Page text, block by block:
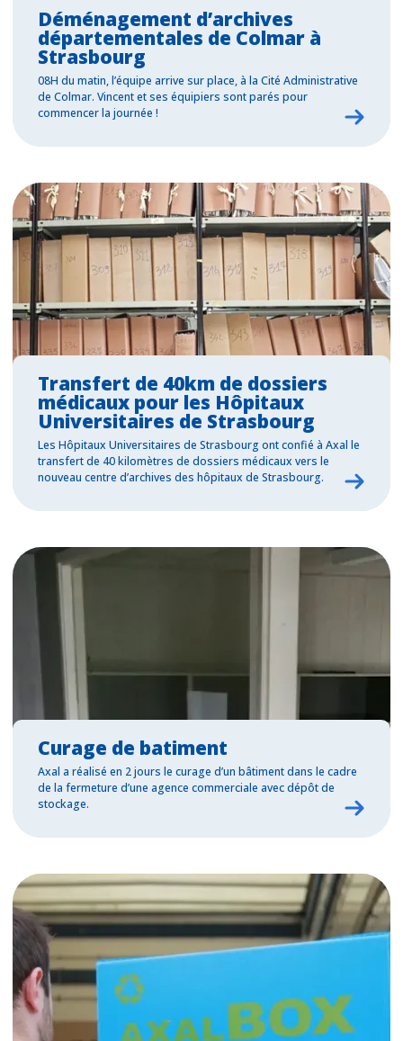
Déménagement d’archives
départementales de Colmar à
Strasbourg
08H du matin, l’équipe arrive sur place, à la Cité Administrative
de Colmar. Vincent et ses équipiers sont parés pour
commencer la journée !
Transfert de 40km de dossiers
médicaux pour les Hôpitaux
Universitaires de Strasbourg
Les Hôpitaux Universitaires de Strasbourg ont confié à Axal le
transfert de 40 kilomètres de dossiers médicaux vers le
nouveau centre d’archives des hôpitaux de Strasbourg.
Curage de batiment
Axal a réalisé en 2 jours le curage d’un bâtiment dans le cadre
de la fermeture d’une agence commerciale avec dépôt de
stockage.